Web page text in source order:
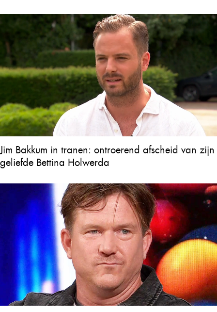
Jim Bakkum in tranen: ontroerend afscheid van zijn
geliefde Bettina Holwerda